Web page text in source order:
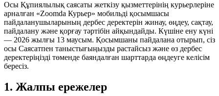
Осы Құпиялылық саясаты жеткізу қызметтерінің курьерлеріне
арналған «Zoomda Курьер» мобильді қосымшасы
пайдаланушыларының дербес деректерін жинау, өңдеу, сақтау,
пайдалану және қорғау тәртібін айқындайды. Күшіне ену күні
— 2026 жылғы 13 маусым. Қосымшаны пайдалана отырып, сіз
осы Саясатпен таныстығыңызды растайсыз және өз дербес
деректеріңізді төменде баяндалған шарттарда өңдеуге келісім
бересіз.
1. Жалпы ережелер